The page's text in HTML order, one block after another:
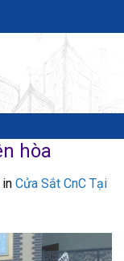
hòa
in Cửa Sắt CnC Tại